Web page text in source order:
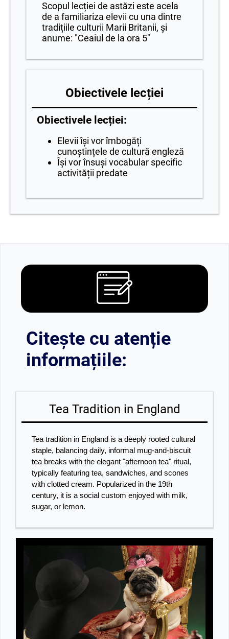
Scopul lecției de astăzi este acela
de a familiariza elevii cu una dintre
tradițiile culturii Marii Britanii, și
anume: "Ceaiul de la ora 5"
Obiectivele lecției
Obiectivele lecției:
Elevii își vor îmbogăți
cunoștințele de cultură engleză
Își vor însuși vocabular specific
activității predate
Citește cu atenție
informațiile:
Tea Tradition in England
Tea tradition in England is a deeply rooted cultural
staple, balancing daily, informal mug-and-biscuit
tea breaks with the elegant "afternoon tea" ritual,
typically featuring tea, sandwiches, and scones
with clotted cream. Popularized in the 19th
century, it is a social custom enjoyed with milk,
sugar, or lemon.